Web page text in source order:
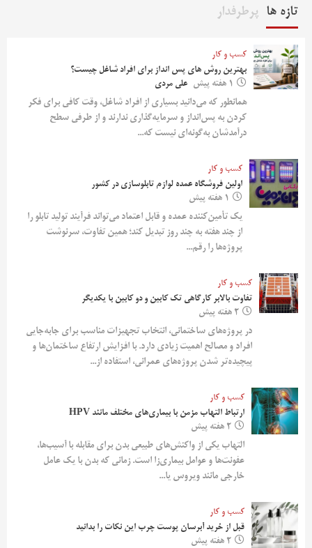
تازه ها پرطرفدار
کسب و کار
بهترین روش‌ های پس‌ انداز برای افراد شاغل چیست؟
1 هفته پیش
علی مردی
همانطور که می‌دانید بسیاری از افراد شاغل، وقت کافی برای فکر
کردن به پس‌انداز و سرمایه‌گذاری ندارند و از طرفی سطح
درآمدشان به‌گونه‌ای نیست که...
کسب و کار
اولین فروشگاه عمده لوازم تابلوسازی در کشور
1 هفته پیش
یک تأمین‌کننده عمده و قابل اعتماد می‌تواند فرآیند تولید تابلو را
از چند هفته به چند روز تبدیل کند؛ همین تفاوت، سرنوشت
پروژه‌ها را رقم...
کسب و کار
تفاوت بالابر کارگاهی تک کابین و دو کابین با یکدیگر
2 هفته پیش
در پروژه‌های ساختمانی، انتخاب تجهیزات مناسب برای جابه‌جایی
افراد و مصالح اهمیت زیادی دارد. با افزایش ارتفاع ساختمان‌ها و
پیچیده‌تر شدن پروژه‌های عمرانی، استفاده از...
کسب و کار
ارتباط التهاب مزمن با بیماری‌های مختلف مانند HPV
2 هفته پیش
التهاب یکی از واکنش‌های طبیعی بدن برای مقابله با آسیب‌ها،
عفونت‌ها و عوامل بیماری‌زا است. زمانی که بدن با یک عامل
خارجی مانند ویروس یا...
کسب و کار
قبل از خرید آبرسان پوست چرب این نکات را بدانید
2 هفته پیش